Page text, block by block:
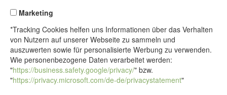
Marketing
*Tracking Cookies helfen uns Informationen über das Verhalten
von Nutzern auf unserer Webseite zu sammeln und
auszuwerten sowie für personalisierte Werbung zu verwenden.
Wie personenbezogene Daten verarbeitet werden:
"https://business.safety.google/privacy/" bzw.
"https://privacy.microsoft.com/de-de/privacystatement"